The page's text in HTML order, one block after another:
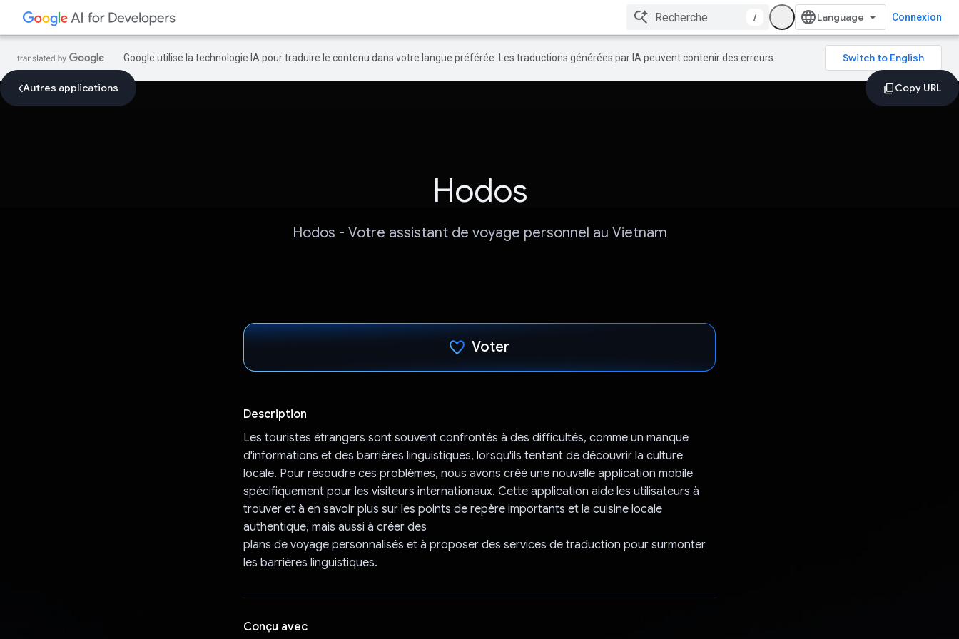
/ Connexion
Google utilise la technologie IA pour traduire le contenu dans votre langue préférée. Les traductions générées par IA peuvent contenir des erreurs.
Autres applications
Hodos
Hodos - Votre assistant de voyage personnel au Vietnam
Voter
Description
Les touristes étrangers sont souvent confrontés à des difficultés, comme un manque
d'informations et des barrières linguistiques, lorsqu'ils tentent de découvrir la culture
locale. Pour résoudre ces problèmes, nous avons créé une nouvelle application mobile
spécifiquement pour les visiteurs internationaux. Cette application aide les utilisateurs à
trouver et à en savoir plus sur les points de repère importants et la cuisine locale
authentique, mais aussi à créer des
plans de voyage personnalisés et à proposer des services de traduction pour surmonter
les barrières linguistiques.
Conçu avec